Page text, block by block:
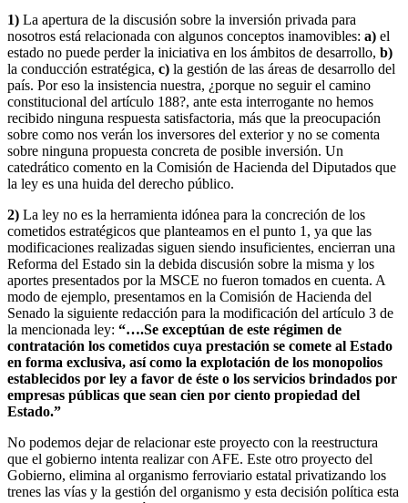
1) La apertura de la discusión sobre la inversión privada para
nosotros está relacionada con algunos conceptos inamovibles: a) el
estado no puede perder la iniciativa en los ámbitos de desarrollo, b)
la conducción estratégica, c) la gestión de las áreas de desarrollo del
país. Por eso la insistencia nuestra, ¿porque no seguir el camino
constitucional del artículo 188?, ante esta interrogante no hemos
recibido ninguna respuesta satisfactoria, más que la preocupación
sobre como nos verán los inversores del exterior y no se comenta
sobre ninguna propuesta concreta de posible inversión. Un
catedrático comento en la Comisión de Hacienda del Diputados que
la ley es una huida del derecho público.
2) La ley no es la herramienta idónea para la concreción de los
cometidos estratégicos que planteamos en el punto 1, ya que las
modificaciones realizadas siguen siendo insuficientes, encierran una
Reforma del Estado sin la debida discusión sobre la misma y los
aportes presentados por la MSCE no fueron tomados en cuenta. A
modo de ejemplo, presentamos en la Comisión de Hacienda del
Senado la siguiente redacción para la modificación del artículo 3 de
la mencionada ley: “….Se exceptúan de este régimen de
contratación los cometidos cuya prestación se comete al Estado
en forma exclusiva, así como la explotación de los monopolios
establecidos por ley a favor de éste o los servicios brindados por
empresas públicas que sean cien por ciento propiedad del
Estado.”
No podemos dejar de relacionar este proyecto con la reestructura
que el gobierno intenta realizar con AFE. Este otro proyecto del
Gobierno, elimina al organismo ferroviario estatal privatizando los
trenes las vías y la gestión del organismo y esta decisión política esta